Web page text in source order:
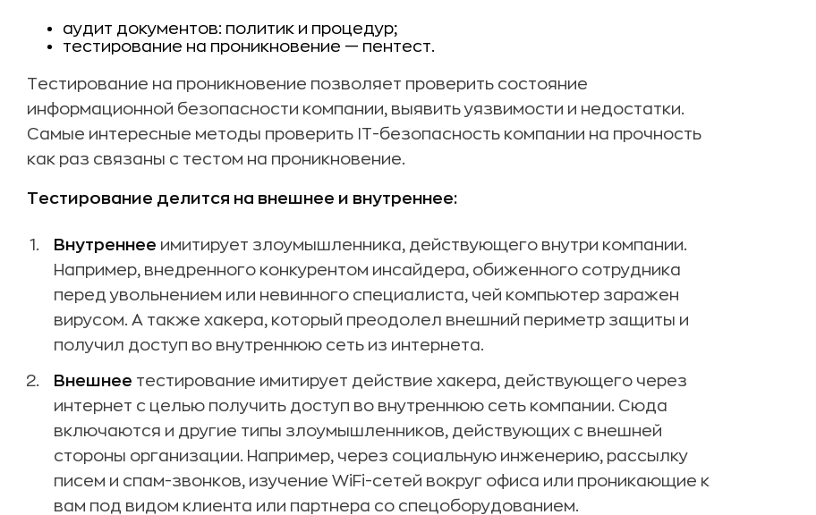
аудит документов: политик и процедур;
тестирование на проникновение — пентест.
Тестирование на проникновение позволяет проверить состояние
информационной безопасности компании, выявить уязвимости и недостатки.
Самые интересные методы проверить IT-безопасность компании на прочность
как раз связаны с тестом на проникновение.
Тестирование делится на внешнее и внутреннее:
Внутреннее имитирует злоумышленника, действующего внутри компании.
Например, внедренного конкурентом инсайдера, обиженного сотрудника
перед увольнением или невинного специалиста, чей компьютер заражен
вирусом. А также хакера, который преодолел внешний периметр защиты и
получил доступ во внутреннюю сеть из интернета.
Внешнее тестирование имитирует действие хакера, действующего через
интернет с целью получить доступ во внутреннюю сеть компании. Сюда
включаются и другие типы злоумышленников, действующих с внешней
стороны организации. Например, через социальную инженерию, рассылку
писем и спам-звонков, изучение WiFi-сетей вокруг офиса или проникающие к
вам под видом клиента или партнера со спецоборудованием.